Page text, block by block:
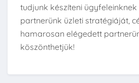
tudjunk készíteni
partnerünk üzleti stratégiáját,
hamarosan elégedett
köszönthetjük!